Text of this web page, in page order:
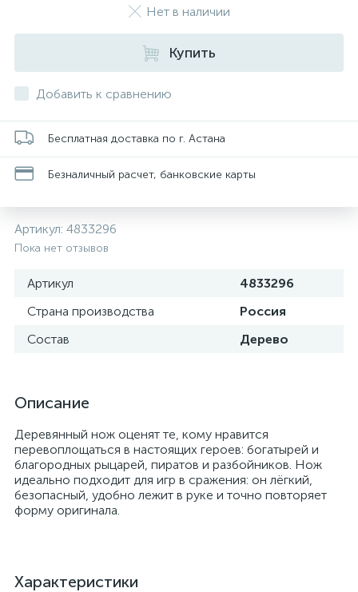
Нет в наличии
Купить
Добавить к сравнению
Бесплатная доставка по г. Астана
Безналичный расчет, банковские карты
Артикул: 4833296
Пока нет отзывов
Артикул
4833296
Страна производства
Россия
Состав
Дерево
Описание
Деревянный нож оценят те, кому нравится
перевоплощаться в настоящих героев: богатырей и
благородных рыцарей, пиратов и разбойников. Нож
идеально подходит для игр в сражения: он лёгкий,
безопасный, удобно лежит в руке и точно повторяет
форму оригинала.
Характеристики